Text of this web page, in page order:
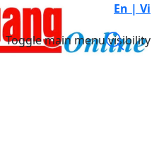
En | Vi
Toggle main menu visibility